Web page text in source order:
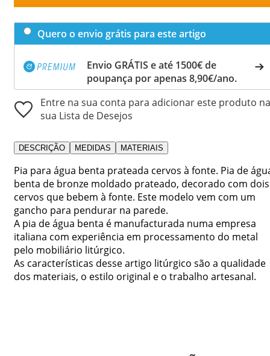
Quero o envio grátis para este artigo
Envio GRÁTIS e até 1500€ de
poupança por apenas 8,90€/ano.
Entre na sua conta para adicionar este produto na
sua Lista de Desejos
DESCRIÇÃO MEDIDAS MATERIAIS
Pia para água benta prateada cervos à fonte. Pia de
benta de bronze moldado prateado, decorado com dois
cervos que bebem à fonte. Este modelo vem com um
gancho para pendurar na parede.
A pia de água benta é manufacturada numa empresa
italiana com experiência em processamento do metal
pelo mobiliário litúrgico.
As características desse artigo litúrgico são a qualidade
dos materiais, o estilo original e o trabalho artesanal.